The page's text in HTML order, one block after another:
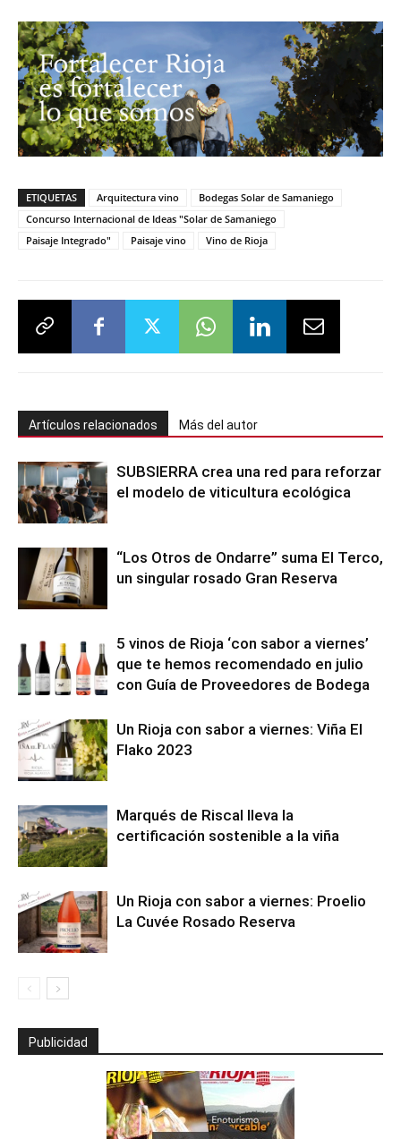
ETIQUETAS Arquitectura vino
Bodegas Solar de Samaniego
Concurso Internacional de Ideas "Solar de Samaniego
Paisaje Integrado"
Paisaje vino Vino de Rioja
Artículos relacionados Más del autor
SUBSIERRA crea una red para reforzar
el modelo de viticultura ecológica
“Los Otros de Ondarre” suma El Terco,
un singular rosado Gran Reserva
5 vinos de Rioja ‘con sabor a viernes’
que te hemos recomendado en julio
con Guía de Proveedores de Bodega
Un Rioja con sabor a viernes: Viña El
Flako 2023
Marqués de Riscal lleva la
certificación sostenible a la viña
Un Rioja con sabor a viernes: Proelio
La Cuvée Rosado Reserva
Publicidad